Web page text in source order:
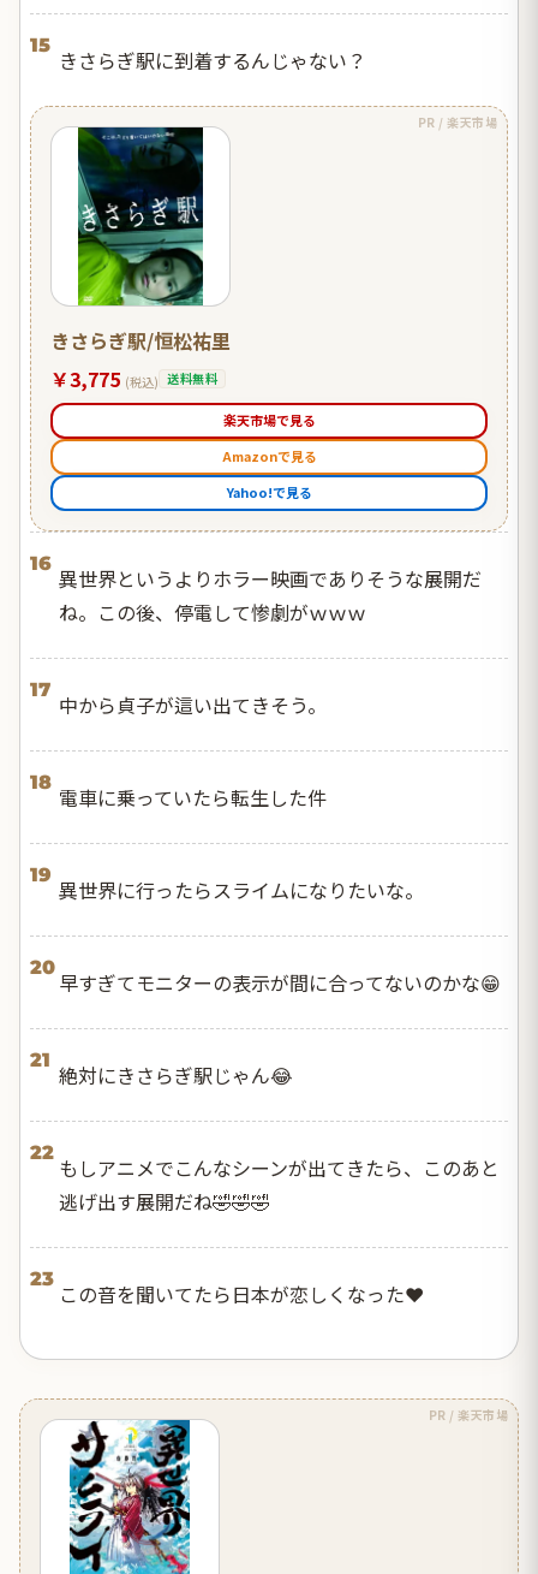
15
きさらぎ駅に到着するんじゃない？
PR / 楽天市場
きさらぎ駅/恒松祐里
￥3,775 (税込) 送料無料
楽天市場で見る
Amazonで見る
Yahoo!で見る
16
異世界というよりホラー映画でありそうな展開だ
ね。この後、停電して惨劇がｗｗｗ
17
中から貞子が這い出てきそう。
18
電車に乗っていたら転生した件
19
異世界に行ったらスライムになりたいな。
20
早すぎてモニターの表示が間に合ってないのかな😁
21
絶対にきさらぎ駅じゃん😂
22
もしアニメでこんなシーンが出てきたら、このあと
逃げ出す展開だね🤣🤣🤣
23
この音を聞いてたら日本が恋しくなった❤️
PR / 楽天市場